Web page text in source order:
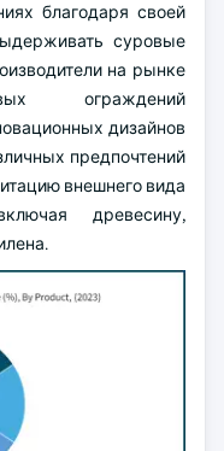
благодаря своей
суровые
на рынке
ограждений
дизайнов
предпочтений
внешнего вида
древесину,